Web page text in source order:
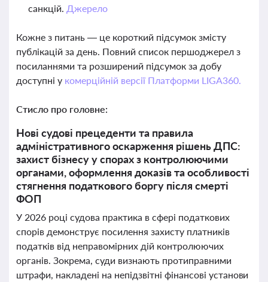
санкцій. Джерело
Кожне з питань — це короткий підсумок змісту
публікацій за день. Повний список першоджерел з
посиланнями та розширений підсумок за добу
доступні у комерційній версії Платформи LIGA360.
Стисло про головне:
Нові судові прецеденти та правила
адміністративного оскарження рішень ДПС:
захист бізнесу у спорах з контролюючими
органами, оформлення доказів та особливості
стягнення податкового боргу після смерті
ФОП
У 2026 році судова практика в сфері податкових
спорів демонструє посилення захисту платників
податків від неправомірних дій контролюючих
органів. Зокрема, суди визнають протиправними
штрафи, накладені на непідзвітні фінансові установи